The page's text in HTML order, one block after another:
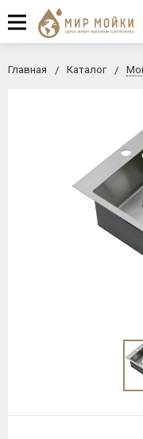
Главная Каталог